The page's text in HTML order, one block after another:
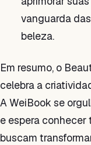
vanguarda
beleza.
Em resumo, o
celebra a
A WeiBook se
e espera
buscam